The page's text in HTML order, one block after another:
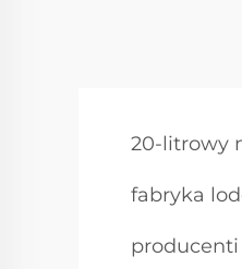
20-litrowy
fabryka